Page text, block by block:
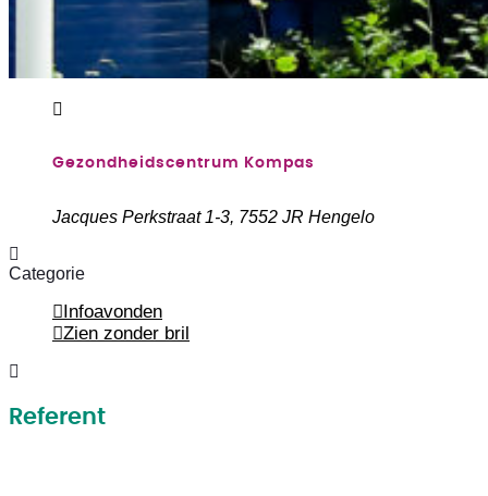
Gezondheidscentrum Kompas
Jacques Perkstraat 1-3, 7552 JR Hengelo
Categorie
Infoavonden
Zien zonder bril
Referent